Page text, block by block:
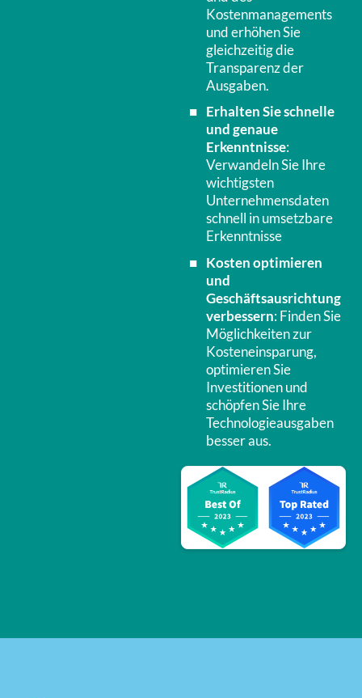
Kostenmanagements
und erhöhen Sie
gleichzeitig die
Transparenz der
Ausgaben.
Erhalten Sie schnelle
und genaue
Erkenntnisse:
Verwandeln Sie Ihre
wichtigsten
Unternehmensdaten
schnell in umsetzbare
Erkenntnisse
Kosten optimieren
und
Geschäftsausrichtung
verbessern: Finden Sie
Möglichkeiten zur
Kosteneinsparung,
optimieren Sie
Investitionen und
schöpfen Sie Ihre
Technologieausgaben
besser aus.